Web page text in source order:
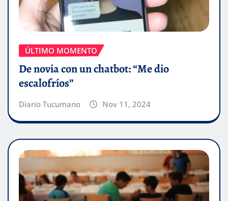
ÚLTIMO MOMENTO
De novia con un chatbot: “Me dio
escalofríos”
Diario Tucumano Nov 11, 2024